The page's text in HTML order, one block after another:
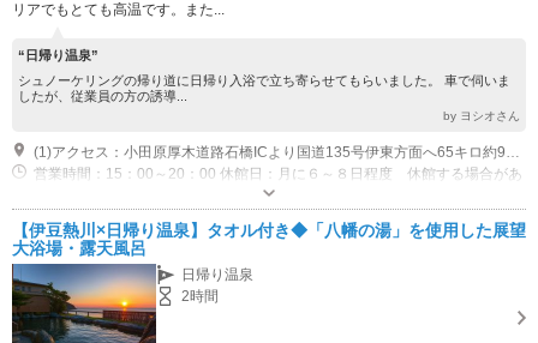
リアでもとても高温です。また...
“日帰り温泉”
シュノーケリングの帰り道に日帰り入浴で立ち寄らせてもらいました。 車で伺いま
したが、従業員の方の誘導...
by ヨシオさん
(1)アクセス：小田原厚木道路石橋ICより国道135号伊東方面へ65キロ約90分 特急踊り子東京より2時間10分（送迎有要予約） 駅から徒歩5分以内 ビーチまで徒歩5分以内 送迎：送迎あり(条件あり) ※午後3時～午後7時 事前連絡又は当日 伊豆熱川駅よりお電話ください。 ２～３分程度でお迎えに上がります。
営業時間：15：00～20：00 休館日：月に６～８日程度 休館する場合があ
りますので営業日をお電話で確認してください
【伊豆熱川×日帰り温泉】タオル付き◆「八幡の湯」を使用した展望
大浴場・露天風呂
日帰り温泉
2時間